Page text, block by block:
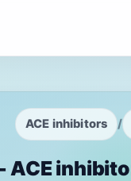
/
ACE inhibitors